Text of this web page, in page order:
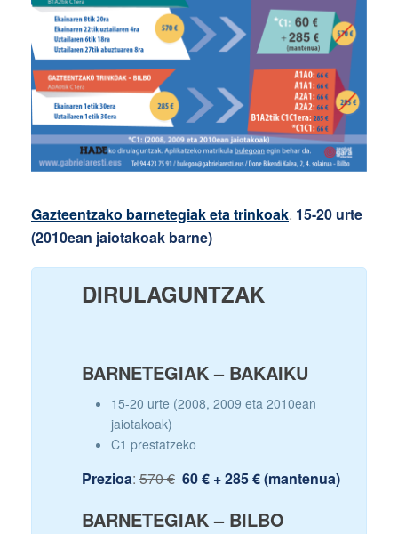
Gazteentzako barnetegiak eta trinkoak. 15-20 urte
(2010ean jaiotakoak barne)
DIRULAGUNTZAK
BARNETEGIAK – BAKAIKU
15-20 urte (2008, 2009 eta 2010ean
jaiotakoak)
C1 prestatzeko
Prezioa: 570 € 60 € + 285 € (mantenua)
BARNETEGIAK – BILBO